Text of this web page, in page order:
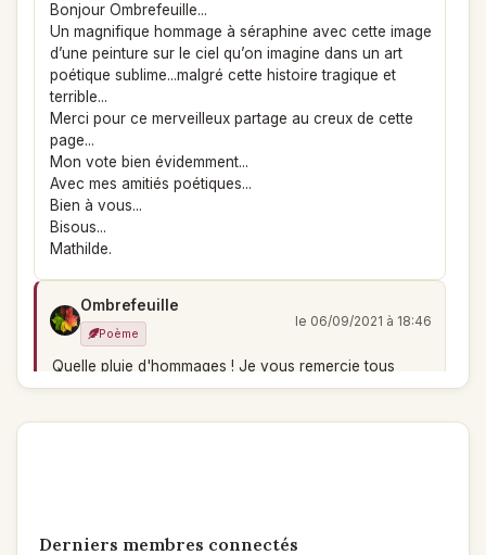
Bonjour Ombrefeuille...
Un magnifique hommage à séraphine avec cette image
d’une peinture sur le ciel qu’on imagine dans un art
poétique sublime...malgré cette histoire tragique et
terrible...
Merci pour ce merveilleux partage au creux de cette
page...
Mon vote bien évidemment...
Avec mes amitiés poétiques...
Bien à vous...
Bisous...
Mathilde.
Ombrefeuille
Poème
le 06/09/2021 à 18:46
Quelle pluie d'hommages ! Je vous remercie tous
sincèrement, quoique tardivement (mille pardons ...
d'une justesse qui m'édifie et qui montre combien
Derniers membres connectés